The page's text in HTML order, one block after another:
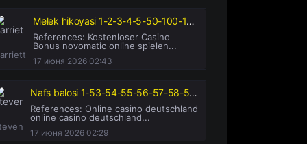
Melek hikoyasi 1-2-3-4-5-50-100-150-200-250-300 qism Turk seriali barcha qismlar Uzbek tilida 2021 HD
References: Kostenloser Casino
Bonus novomatic online spielen...
17 июня 2026 02:43
Nafs balosi 1-53-54-55-56-57-58-59-60-61-62-63-64 Qism milliy serial uzbek o'zbek tilida 2024
References: Online casino deutschland
online casino deutschland...
17 июня 2026 02:29